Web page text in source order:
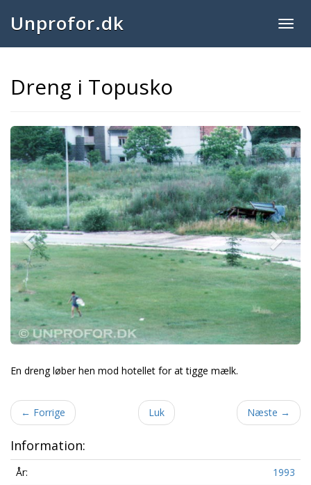
Unprofor.dk
Dreng i Topusko
Previous Next
En dreng løber hen mod hotellet for at tigge mælk.
← Forrige Luk Næste →
Information:
År:
1993